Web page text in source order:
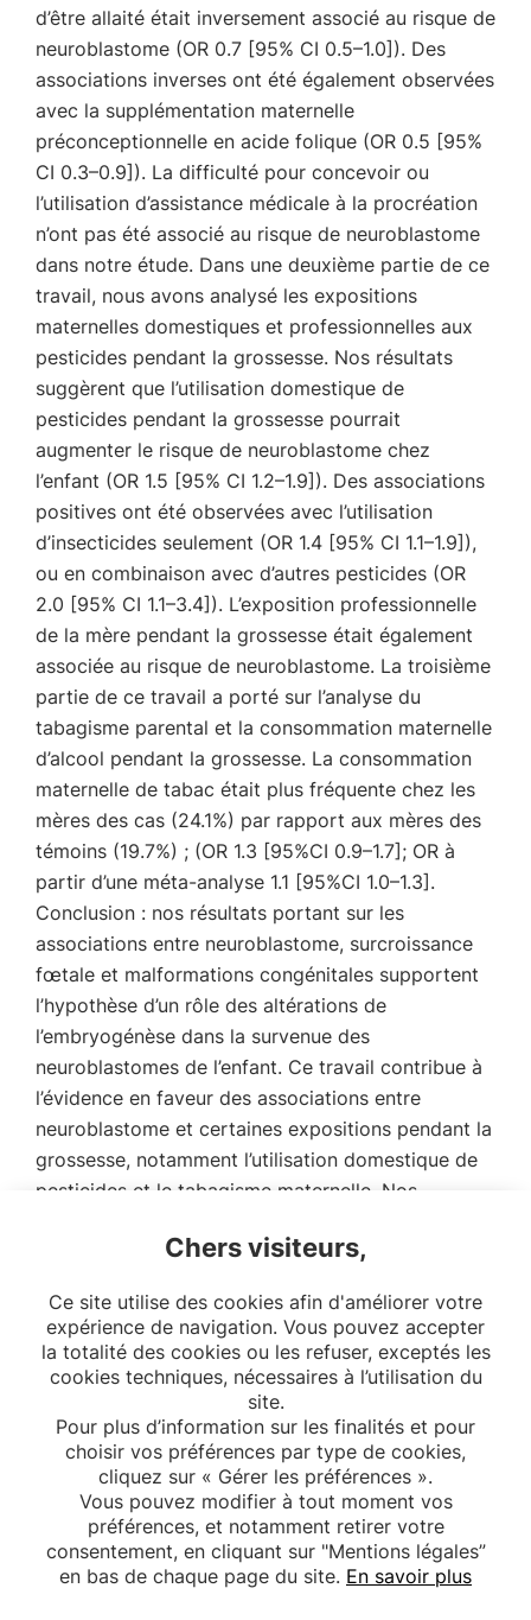
d’être allaité était inversement associé au risque de
neuroblastome (OR 0.7 [95% CI 0.5–1.0]). Des
associations inverses ont été également observées
avec la supplémentation maternelle
préconceptionnelle en acide folique (OR 0.5 [95%
CI 0.3–0.9]). La difficulté pour concevoir ou
l’utilisation d’assistance médicale à la procréation
n’ont pas été associé au risque de neuroblastome
dans notre étude. Dans une deuxième partie de ce
travail, nous avons analysé les expositions
maternelles domestiques et professionnelles aux
pesticides pendant la grossesse. Nos résultats
suggèrent que l’utilisation domestique de
pesticides pendant la grossesse pourrait
augmenter le risque de neuroblastome chez
l’enfant (OR 1.5 [95% CI 1.2–1.9]). Des associations
positives ont été observées avec l’utilisation
d’insecticides seulement (OR 1.4 [95% CI 1.1–1.9]),
ou en combinaison avec d’autres pesticides (OR
2.0 [95% CI 1.1–3.4]). L’exposition professionnelle
de la mère pendant la grossesse était également
associée au risque de neuroblastome. La troisième
partie de ce travail a porté sur l’analyse du
tabagisme parental et la consommation maternelle
d’alcool pendant la grossesse. La consommation
maternelle de tabac était plus fréquente chez les
mères des cas (24.1%) par rapport aux mères des
témoins (19.7%) ; (OR 1.3 [95%CI 0.9–1.7]; OR à
partir d’une méta-analyse 1.1 [95%CI 1.0–1.3].
Conclusion : nos résultats portant sur les
associations entre neuroblastome, surcroissance
fœtale et malformations congénitales supportent
l’hypothèse d’un rôle des altérations de
l’embryogénèse dans la survenue des
neuroblastomes de l’enfant. Ce travail contribue à
l’évidence en faveur des associations entre
neuroblastome et certaines expositions pendant la
grossesse, notamment l’utilisation domestique de
pesticides et le tabagisme maternelle. Nos
recommandations visant à réduire l’exposition aux
grossesse. […]
Chers visiteurs,
Ce site utilise des cookies afin d'améliorer votre
expérience de navigation. Vous pouvez accepter
la totalité des cookies ou les refuser, exceptés les
cookies techniques, nécessaires à l’utilisation du
site.
Pour plus d’information sur les finalités et pour
choisir vos préférences par type de cookies,
cliquez sur « Gérer les préférences ».
Vous pouvez modifier à tout moment vos
préférences, et notamment retirer votre
consentement, en cliquant sur "Mentions légales”
en bas de chaque page du site. En savoir plus